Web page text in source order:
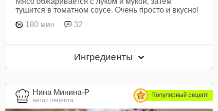
тушится в томатном соусе. Очень просто и вкусно!
180 мин
32
Ингредиенты
Нина Минина-Р
автор рецепта
Популярный рецепт